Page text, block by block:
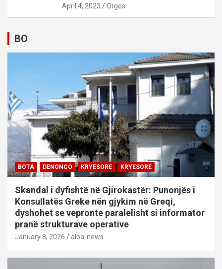
April 4, 2023 Orges
BO
BOTA DENONCO KRYESORE KRYESORE
Skandal i dyfishtë në Gjirokastër: Punonjës i
Konsullatës Greke nën gjykim në Greqi,
dyshohet se vepronte paralelisht si informator
pranë strukturave operative
January 8, 2026 alba-news